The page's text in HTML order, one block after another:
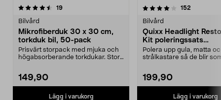
19recensioner
Bilvård
Mikrofiberduk 30 x 30 cm,
torkduk bil, 50-pack
Prisvärt storpack med mjuka och
högabsorberande torkdukar. Stora
149,90
Lägg i varukorg
4.0 av 5 stjärnor 152
Bilvård
Quixx Headlight
Kit poleringssats
strålkastare
Polera upp gula, matta
strålkastare så de blir
199,90
Lägg i varukorg
4.5 av 5 stjärnor